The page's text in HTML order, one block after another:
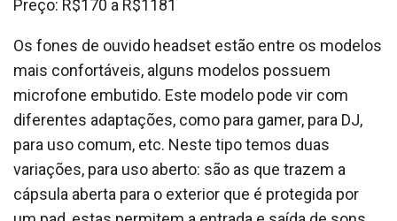
Preço: R$170 a R$1181
Os fones de ouvido headset estão entre os modelos
mais confortáveis, alguns modelos possuem
microfone embutido. Este modelo pode vir com
diferentes adaptações, como para gamer, para DJ,
para uso comum, etc. Neste tipo temos duas
variações, para uso aberto: são as que trazem a
cápsula aberta para o exterior que é protegida por